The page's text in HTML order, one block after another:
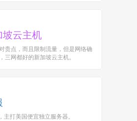
坡云主机
贵点，而且限制流量，但是网络确
三网都好的新加坡云主机。
主打美国便宜独立服务器。